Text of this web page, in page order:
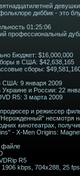
диббик - это
01:25:06
профессиональный
Бюджет: $16,000,000
в США: $42,638,165
сборы:
США: 9 января 2009
и России: 22
R5: 3 марта 2009
и режиссер
несмотря
кинотеатрах,
- X-Men Origins:
файле
R5
1906 kbps, 704x288, 25